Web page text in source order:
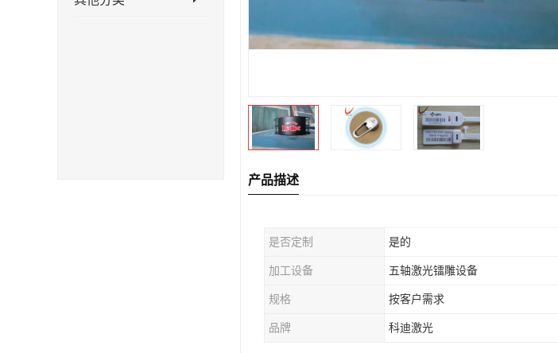
产品描述
是否定制 是的
加工设备 五轴激光镭雕设备
规格 按客户需求
品牌 科迪激光